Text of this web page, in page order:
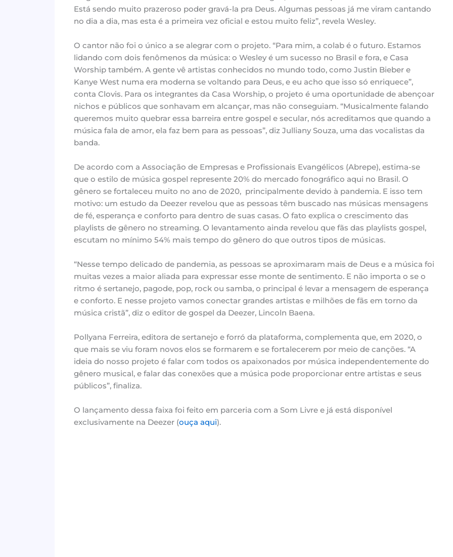
Está sendo muito prazeroso poder gravá-la pra Deus. Algumas pessoas já me viram cantando
no dia a dia, mas esta é a primeira vez oficial e estou muito feliz”, revela Wesley.
O cantor não foi o único a se alegrar com o projeto. “Para mim, a colab é o futuro. Estamos
lidando com dois fenômenos da música: o Wesley é um sucesso no Brasil e fora, e Casa
Worship também. A gente vê artistas conhecidos no mundo todo, como Justin Bieber e
Kanye West numa era moderna se voltando para Deus, e eu acho que isso só enriquece”,
conta Clovis. Para os integrantes da Casa Worship, o projeto é uma oportunidade de abençoar
nichos e públicos que sonhavam em alcançar, mas não conseguiam. “Musicalmente falando
queremos muito quebrar essa barreira entre gospel e secular, nós acreditamos que quando a
música fala de amor, ela faz bem para as pessoas”, diz Julliany Souza, uma das vocalistas da
banda.
De acordo com a Associação de Empresas e Profissionais Evangélicos (Abrepe), estima-se
que o estilo de música gospel represente 20% do mercado fonográfico aqui no Brasil. O
gênero se fortaleceu muito no ano de 2020, principalmente devido à pandemia. E isso tem
motivo: um estudo da Deezer revelou que as pessoas têm buscado nas músicas mensagens
de fé, esperança e conforto para dentro de suas casas. O fato explica o crescimento das
playlists de gênero no streaming. O levantamento ainda revelou que fãs das playlists gospel,
escutam no mínimo 54% mais tempo do gênero do que outros tipos de músicas.
“Nesse tempo delicado de pandemia, as pessoas se aproximaram mais de Deus e a música foi
muitas vezes a maior aliada para expressar esse monte de sentimento. E não importa o se o
ritmo é sertanejo, pagode, pop, rock ou samba, o principal é levar a mensagem de esperança
e conforto. E nesse projeto vamos conectar grandes artistas e milhões de fãs em torno da
música cristã”, diz o editor de gospel da Deezer, Lincoln Baena.
Pollyana Ferreira, editora de sertanejo e forró da plataforma, complementa que, em 2020, o
que mais se viu foram novos elos se formarem e se fortalecerem por meio de canções. “A
ideia do nosso projeto é falar com todos os apaixonados por música independentemente do
gênero musical, e falar das conexões que a música pode proporcionar entre artistas e seus
públicos”, finaliza.
O lançamento dessa faixa foi feito em parceria com a Som Livre e já está disponível
exclusivamente na Deezer (ouça aqui).